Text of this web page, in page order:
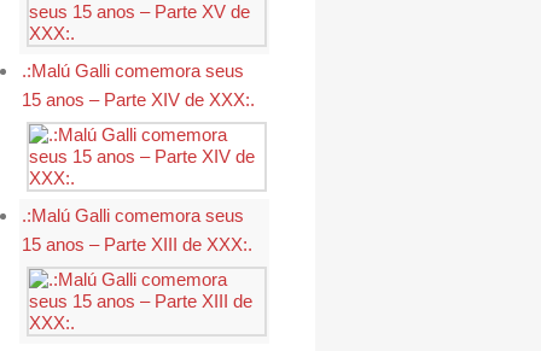
.:Malú Galli comemora seus
15 anos – Parte XIV de XXX:.
.:Malú Galli comemora seus
15 anos – Parte XIII de XXX:.